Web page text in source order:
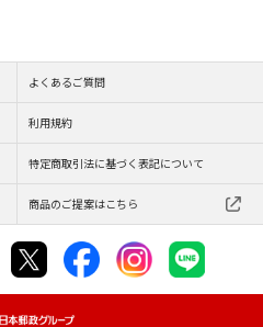
よくあるご質問
利用規約
特定商取引法に基づく表記について
商品のご提案はこちら